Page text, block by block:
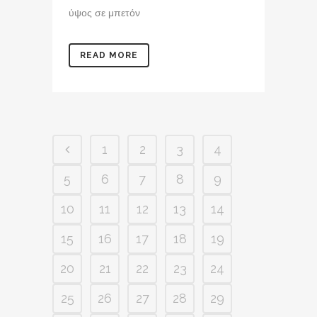
ύψος σε μπετόν
READ MORE
1 2 3
4
5
6 7 8
9
10
11 12 13
14
15
16 17 18
19
20
21 22 23
24
25
26 27 28
29